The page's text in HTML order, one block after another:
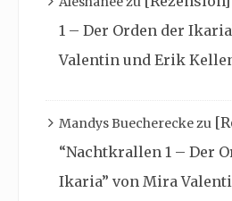
1 – Der Orden der
Valentin und Erik
Mandys Buechereckezu
“Nachtkrallen 1 – Der
Ikaria” von Mira